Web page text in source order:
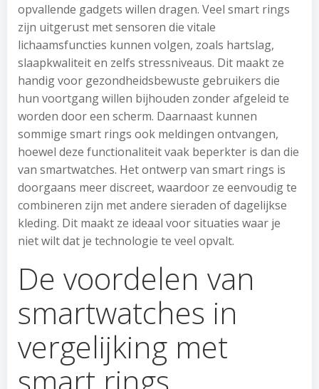
opvallende gadgets willen dragen. Veel smart rings
zijn uitgerust met sensoren die vitale
lichaamsfuncties kunnen volgen, zoals hartslag,
slaapkwaliteit en zelfs stressniveaus. Dit maakt ze
handig voor gezondheidsbewuste gebruikers die
hun voortgang willen bijhouden zonder afgeleid te
worden door een scherm. Daarnaast kunnen
sommige smart rings ook meldingen ontvangen,
hoewel deze functionaliteit vaak beperkter is dan die
van smartwatches. Het ontwerp van smart rings is
doorgaans meer discreet, waardoor ze eenvoudig te
combineren zijn met andere sieraden of dagelijkse
kleding. Dit maakt ze ideaal voor situaties waar je
niet wilt dat je technologie te veel opvalt.
De voordelen van
smartwatches in
vergelijking met
smart rings